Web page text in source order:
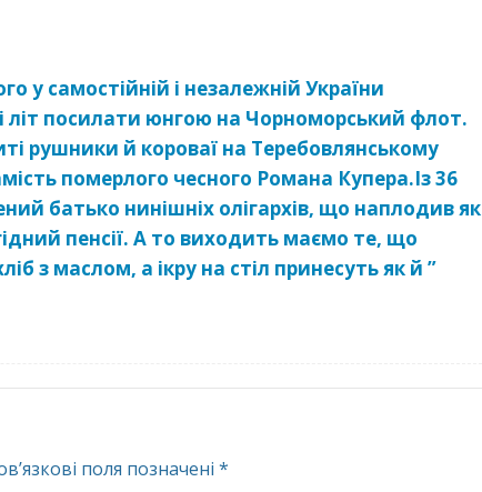
у самостійній і незалежній України
літ посилати юнгою на Чорноморський флот.
рушники й короваї на Теребовлянському
померлого чесного Романа Купера.Із 36
батько нинішніх олігархів, що наплодив як
пенсії. А то виходить маємо те, що
з маслом, а ікру на стіл принесуть як й ”
поля позначені *